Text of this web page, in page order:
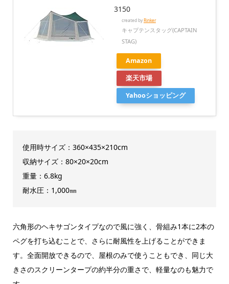
3150
created byRinker
キャプテンスタッグ(CAPTAIN
STAG)
Amazon
楽天市場
Yahooショッピング
使用時サイズ：360×435×210cm
収納サイズ：80×20×20cm
重量：6.8kg
耐水圧：1,000㎜
六角形のヘキサゴンタイプなので風に強く、骨組み1本に2本の
ペグを打ち込むことで、さらに耐風性を上げることができま
す。全面開放できるので、屋根のみで使うこともでき、同じ大
きさのスクリーンタープの約半分の重さで、軽量なのも魅力で